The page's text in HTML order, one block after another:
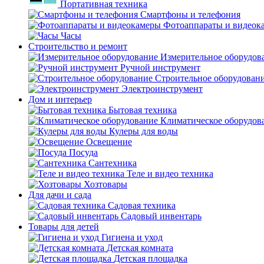
Портативная техника
Смартфоны и телефония
Фотоаппараты и
Часы
Строительство и ремонт
Измерительное
Ручной инструмент
Строительное
Электроинструмент
Дом и интерьер
Бытовая техника
Климатическое
Кулеры для воды
Освещение
Посуда
Сантехника
Теле и видео техника
Хозтовары
Для дачи и сада
Садовая техника
Садовый инвентарь
Товары для детей
Гигиена и уход
Детская комната
Детская площадка